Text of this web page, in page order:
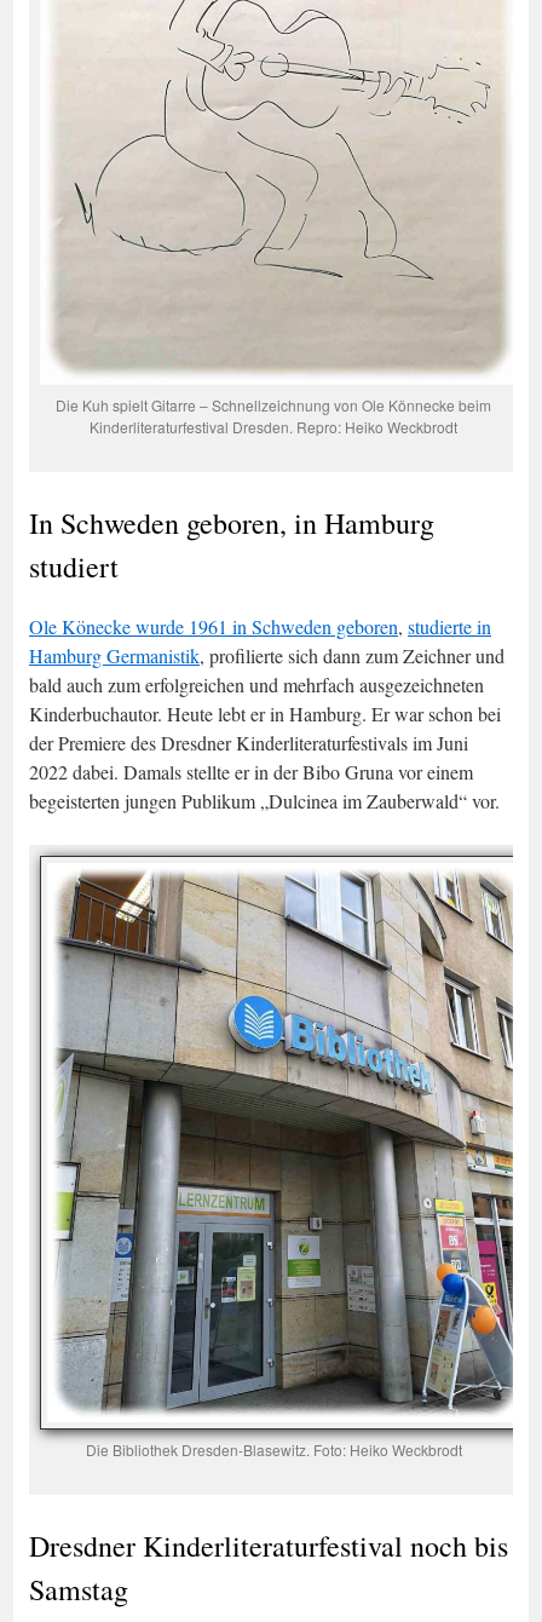
Die Kuh spielt Gitarre – Schnellzeichnung von Ole Könnecke beim
Kinderliteraturfestival Dresden. Repro: Heiko Weckbrodt
In Schweden geboren, in Hamburg
studiert
Ole Könecke wurde 1961 in Schweden geboren, studierte in
Hamburg Germanistik, profilierte sich dann zum Zeichner und
bald auch zum erfolgreichen und mehrfach ausgezeichneten
Kinderbuchautor. Heute lebt er in Hamburg. Er war schon bei
der Premiere des Dresdner Kinderliteraturfestivals im Juni
2022 dabei. Damals stellte er in der Bibo Gruna vor einem
begeisterten jungen Publikum „Dulcinea im Zauberwald“ vor.
Die Bibliothek Dresden-Blasewitz. Foto: Heiko Weckbrodt
Dresdner Kinderliteraturfestival noch bis
Samstag